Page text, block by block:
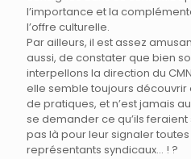
l’importance et la
l’offre culturelle.
Par ailleurs, il est assez
aussi, de constater que bien
interpellons la direction du
elle semble toujours
de pratiques, et n’est jamais
se demander ce qu’ils
pas là pour leur signaler
représentants syndicaux… ! ?